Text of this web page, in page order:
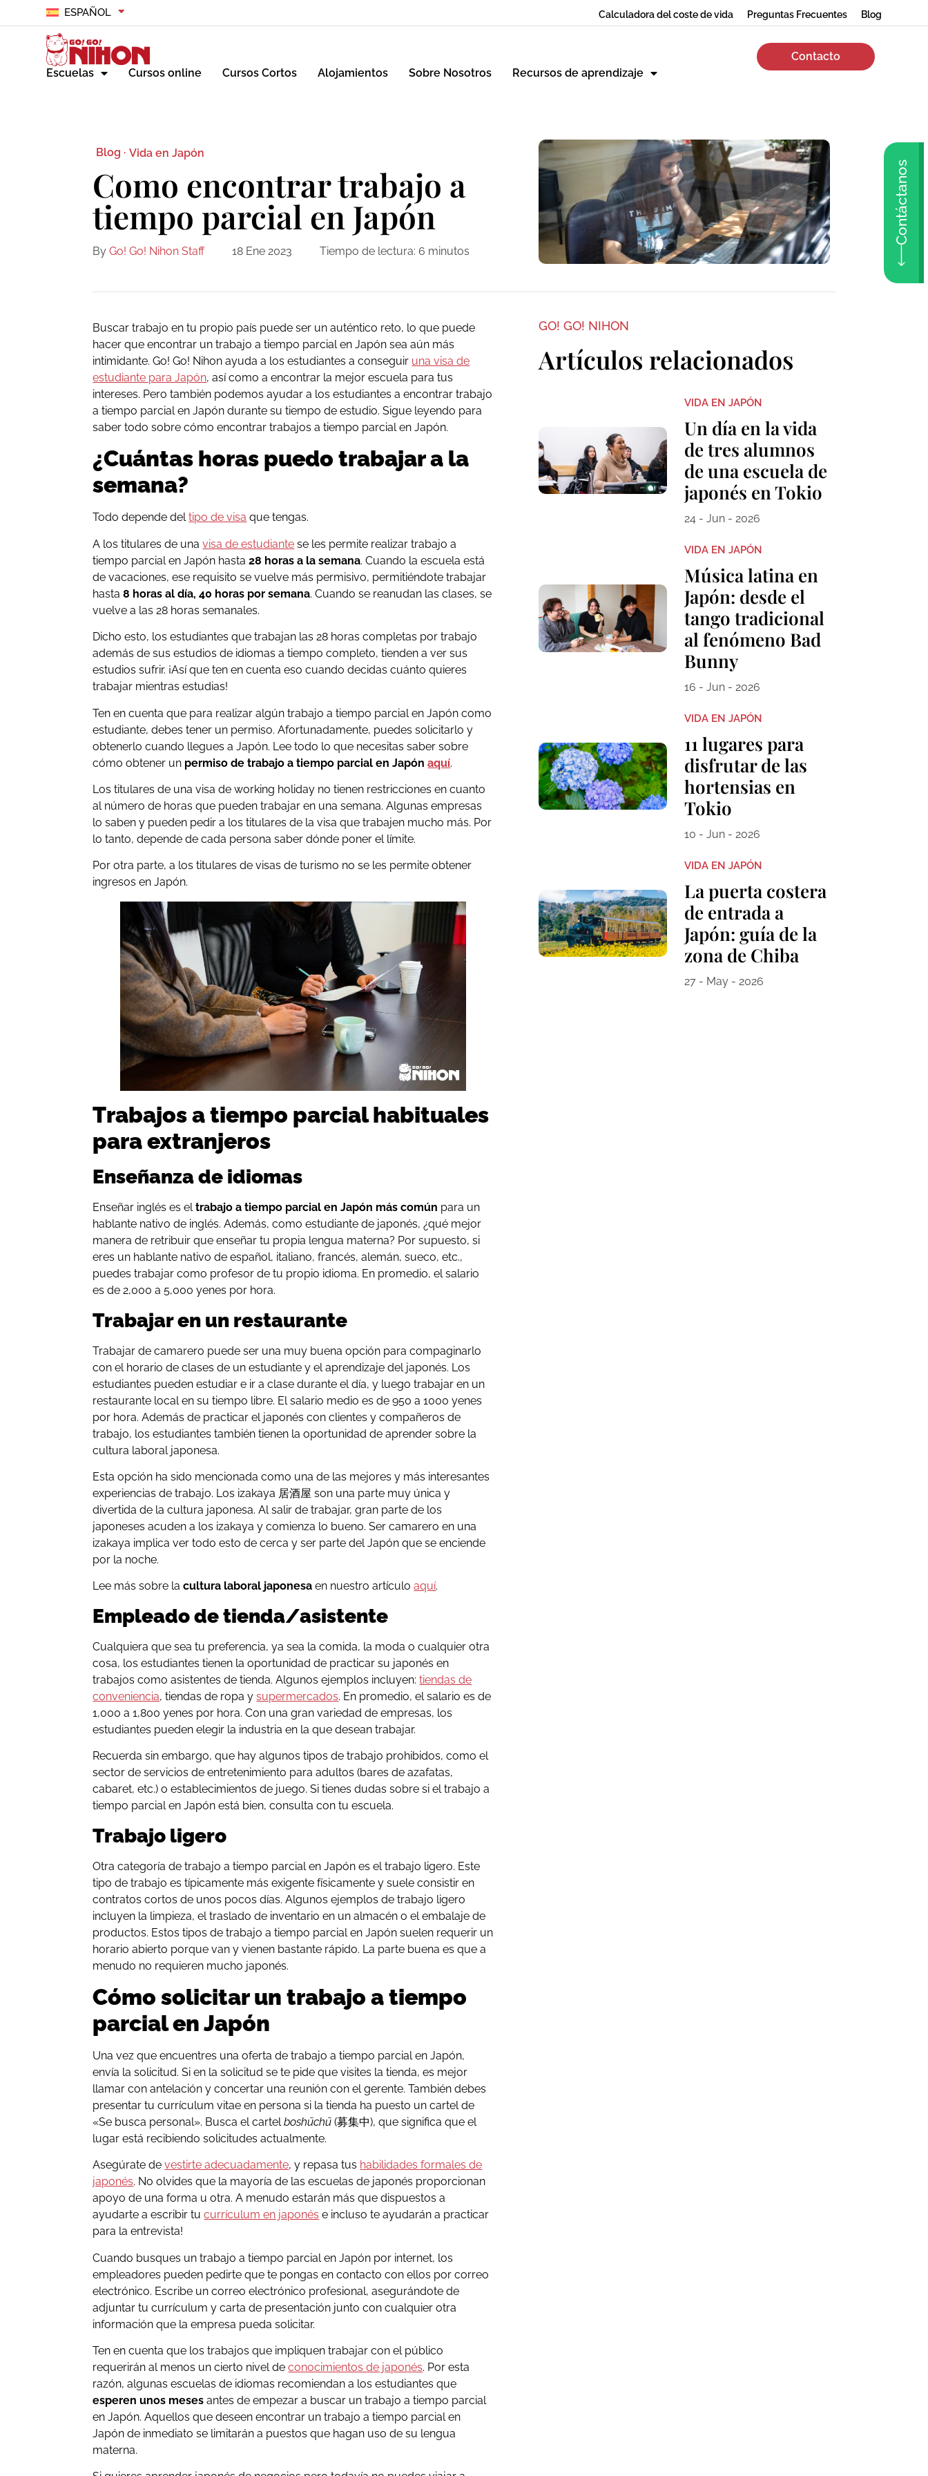
ESPAÑOL Calculadora del coste de vida Preguntas Frecuentes Blog
Escuelas Cursos online Cursos Cortos Alojamientos Sobre Nosotros Recursos de aprendizaje
Contacto
Contáctanos
Blog · Vida en Japón
Como encontrar trabajo a
tiempo parcial en Japón
By Go! Go! Nihon Staff 18 Ene 2023 Tiempo de lectura: 6 minutos
Buscar trabajo en tu propio país puede ser un auténtico reto, lo que puede
hacer que encontrar un trabajo a tiempo parcial en Japón sea aún más
intimidante. Go! Go! Nihon ayuda a los estudiantes a conseguir una visa de
estudiante para Japón, así como a encontrar la mejor escuela para tus
intereses. Pero también podemos ayudar a los estudiantes a encontrar trabajo
a tiempo parcial en Japón durante su tiempo de estudio. Sigue leyendo para
saber todo sobre cómo encontrar trabajos a tiempo parcial en Japón.
¿Cuántas horas puedo trabajar a la
semana?
Todo depende deltipo de visa que tengas.
A los titulares de unavisa de estudiante se les permite realizar trabajo a
tiempo parcial en Japón hasta28 horas a la semana. Cuando la escuela está
de vacaciones, ese requisito se vuelve más permisivo, permitiéndote trabajar
hasta 8 horas al día, 40 horas por semana. Cuando se reanudan las clases, se
vuelve a las 28 horas semanales.
Dicho esto, los estudiantes que trabajan las 28 horas completas por trabajo
además de sus estudios de idiomas a tiempo completo, tienden a ver sus
estudios sufrir. ¡Así que ten en cuenta eso cuando decidas cuánto quieres
trabajar mientras estudias!
Ten en cuenta que para realizar algún trabajo a tiempo parcial en Japón como
estudiante, debes tener un permiso. Afortunadamente, puedes solicitarlo y
obtenerlo cuando llegues a Japón. Lee todo lo que necesitas saber sobre
cómo obtener un permiso de trabajo a tiempo parcial en Japónaquí.
Los titulares de una visa de working holiday no tienen restricciones en cuanto
al número de horas que pueden trabajar en una semana. Algunas empresas
lo saben y pueden pedir a los titulares de la visa que trabajen mucho más. Por
lo tanto, depende de cada persona saber dónde poner el límite.
Por otra parte, a los titulares de visas de turismo no se les permite obtener
ingresos en Japón.
Trabajos a tiempo parcial habituales
para extranjeros
Enseñanza de idiomas
Enseñar inglés es eltrabajo a tiempo parcial en Japón más común para un
hablante nativo de inglés. Además, como estudiante de japonés, ¿qué mejor
manera de retribuir que enseñar tu propia lengua materna? Por supuesto, si
eres un hablante nativo de español, italiano, francés, alemán, sueco, etc.,
puedes trabajar como profesor de tu propio idioma. En promedio, el salario
es de 2,000 a 5,000 yenes por hora.
Trabajar en un restaurante
Trabajar de camarero puede ser una muy buena opción para compaginarlo
con el horario de clases de un estudiante y el aprendizaje del japonés. Los
estudiantes pueden estudiar e ir a clase durante el día, y luego trabajar en un
restaurante local en su tiempo libre. El salario medio es de 950 a 1000 yenes
por hora. Además de practicar el japonés con clientes y compañeros de
trabajo, los estudiantes también tienen la oportunidad de aprender sobre la
cultura laboral japonesa.
Esta opción ha sido mencionada como una de las mejores y más interesantes
experiencias de trabajo. Los izakaya 居酒屋 son una parte muy única y
divertida de la cultura japonesa. Al salir de trabajar, gran parte de los
japoneses acuden a los izakaya y comienza lo bueno. Ser camarero en una
izakaya implica ver todo esto de cerca y ser parte del Japón que se enciende
por la noche.
Lee más sobre lacultura laboral japonesa en nuestro artículoaquí.
Empleado de tienda/asistente
Cualquiera que sea tu preferencia, ya sea la comida, la moda o cualquier otra
cosa, los estudiantes tienen la oportunidad de practicar su japonés en
trabajos como asistentes de tienda. Algunos ejemplos incluyen:tiendas de
conveniencia, tiendas de ropa ysupermercados. En promedio, el salario es de
1,000 a 1,800 yenes por hora. Con una gran variedad de empresas, los
estudiantes pueden elegir la industria en la que desean trabajar.
Recuerda sin embargo, que hay algunos tipos de trabajo prohibidos, como el
sector de servicios de entretenimiento para adultos (bares de azafatas,
cabaret, etc.) o establecimientos de juego. Si tienes dudas sobre si el trabajo a
tiempo parcial en Japón está bien, consulta con tu escuela.
Trabajo ligero
Otra categoría de trabajo a tiempo parcial en Japón es el trabajo ligero. Este
tipo de trabajo es típicamente más exigente físicamente y suele consistir en
contratos cortos de unos pocos días. Algunos ejemplos de trabajo ligero
incluyen la limpieza, el traslado de inventario en un almacén o el embalaje de
productos. Estos tipos de trabajo a tiempo parcial en Japón suelen requerir un
horario abierto porque van y vienen bastante rápido. La parte buena es que a
menudo no requieren mucho japonés.
Cómo solicitar un trabajo a tiempo
parcial en Japón
Una vez que encuentres una oferta de trabajo a tiempo parcial en Japón,
envía la solicitud. Si en la solicitud se te pide que visites la tienda, es mejor
llamar con antelación y concertar una reunión con el gerente. También debes
presentar tu currículum vitae en persona si la tienda ha puesto un cartel de
«Se busca personal». Busca el cartelboshūchū (募集中), que significa que el
lugar está recibiendo solicitudes actualmente.
Asegúrate devestirte adecuadamente, y repasa tus habilidades formales de
japonés. No olvides que la mayoría de las escuelas de japonés proporcionan
apoyo de una forma u otra. A menudo estarán más que dispuestos a
ayudarte a escribir tucurrículum en japonés e incluso te ayudarán a practicar
para la entrevista!
Cuando busques un trabajo a tiempo parcial en Japón por internet, los
empleadores pueden pedirte que te pongas en contacto con ellos por correo
electrónico. Escribe un correo electrónico profesional, asegurándote de
adjuntar tu currículum y carta de presentación junto con cualquier otra
información que la empresa pueda solicitar.
Ten en cuenta que los trabajos que impliquen trabajar con el público
requerirán al menos un cierto nivel deconocimientos de japonés. Por esta
razón, algunas escuelas de idiomas recomiendan a los estudiantes que
esperen unos meses antes de empezar a buscar un trabajo a tiempo parcial
en Japón. Aquellos que deseen encontrar un trabajo a tiempo parcial en
Japón de inmediato se limitarán a puestos que hagan uso de su lengua
materna.
GO! GO! NIHON
Artículos relacionados
VIDA EN JAPÓN
Un día en la vida
de tres alumnos
de una escuela de
japonés en Tokio
24 - Jun - 2026
VIDA EN JAPÓN
Música latina en
Japón: desde el
tango tradicional
al fenómeno Bad
Bunny
16 - Jun - 2026
VIDA EN JAPÓN
11 lugares para
disfrutar de las
hortensias en
Tokio
10 - Jun - 2026
VIDA EN JAPÓN
La puerta costera
de entrada a
Japón: guía de la
zona de Chiba
27 - May - 2026